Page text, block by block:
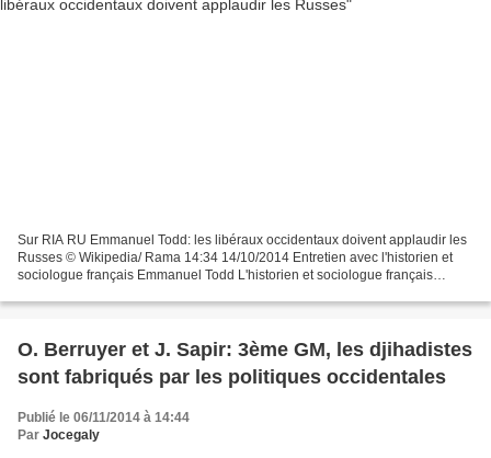
Sur RIA RU Emmanuel Todd: les libéraux occidentaux doivent applaudir les
Russes © Wikipedia/ Rama 14:34 14/10/2014 Entretien avec l'historien et
sociologue français Emmanuel Todd L'historien et sociologue français
O. Berruyer et J. Sapir: 3ème GM, les djihadistes
sont fabriqués par les politiques occidentales
Publié le 06/11/2014 à 14:44
Par Jocegaly